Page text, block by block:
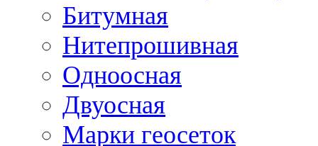
Битумная
Нитепрошивная
Одноосная
Двуосная
Марки геосеток